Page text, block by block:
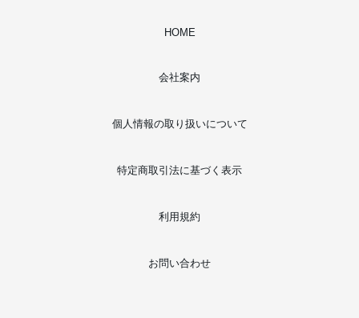
HOME
会社案内
個人情報の取り扱いについて
特定商取引法に基づく表示
利用規約
お問い合わせ